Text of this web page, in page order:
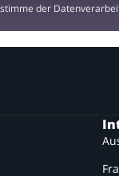
der